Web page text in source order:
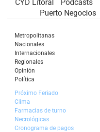
CYD Litoral
Podcasts
Puerto Negocios
Metropolitanas
Nacionales
Internacionales
Regionales
Opinión
Política
Próximo Feriado
Clima
Farmacias de turno
Necrológicas
Cronograma de pagos